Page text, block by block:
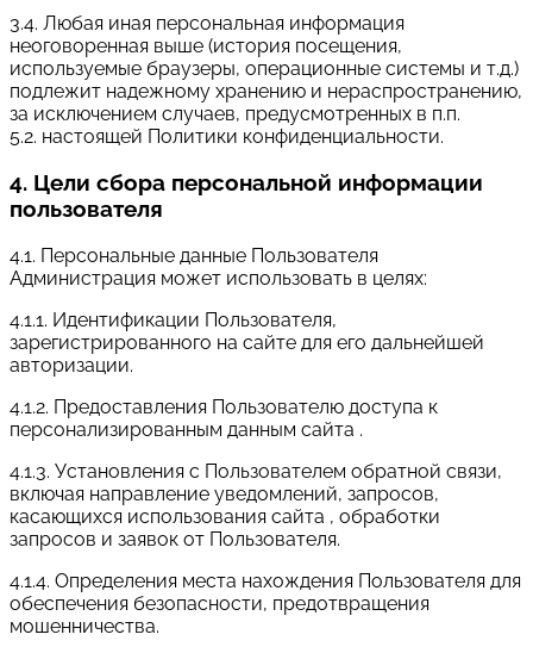
3.4. Любая иная персональная информация
неоговоренная выше (история посещения,
используемые браузеры, операционные системы и т.д.)
подлежит надежному хранению и нераспространению,
за исключением случаев, предусмотренных в п.п.
5.2. настоящей Политики конфиденциальности.
4. Цели сбора персональной информации
пользователя
4.1. Персональные данные Пользователя
Администрация может использовать в целях:
4.1.1. Идентификации Пользователя,
зарегистрированного на сайте для его дальнейшей
авторизации.
4.1.2. Предоставления Пользователю доступа к
персонализированным данным сайта .
4.1.3. Установления с Пользователем обратной связи,
включая направление уведомлений, запросов,
касающихся использования сайта , обработки
запросов и заявок от Пользователя.
4.1.4. Определения места нахождения Пользователя для
обеспечения безопасности, предотвращения
мошенничества.